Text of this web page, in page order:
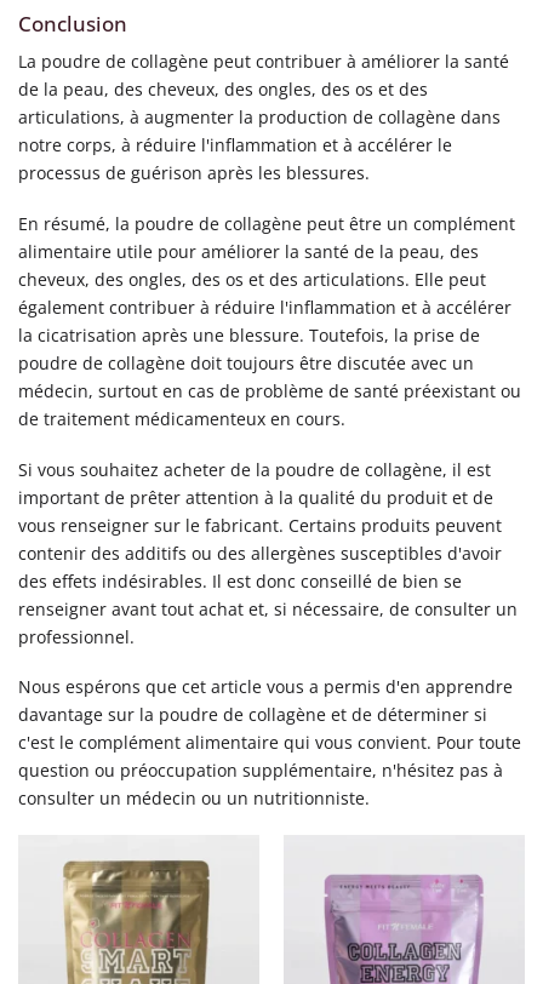
Conclusion
La poudre de collagène peut contribuer à améliorer la santé
de la peau, des cheveux, des ongles, des os et des
articulations, à augmenter la production de collagène dans
notre corps, à réduire l'inflammation et à accélérer le
processus de guérison après les blessures.
En résumé, la poudre de collagène peut être un complément
alimentaire utile pour améliorer la santé de la peau, des
cheveux, des ongles, des os et des articulations. Elle peut
également contribuer à réduire l'inflammation et à accélérer
la cicatrisation après une blessure. Toutefois, la prise de
poudre de collagène doit toujours être discutée avec un
médecin, surtout en cas de problème de santé préexistant ou
de traitement médicamenteux en cours.
Si vous souhaitez acheter de la poudre de collagène, il est
important de prêter attention à la qualité du produit et de
vous renseigner sur le fabricant. Certains produits peuvent
contenir des additifs ou des allergènes susceptibles d'avoir
des effets indésirables. Il est donc conseillé de bien se
renseigner avant tout achat et, si nécessaire, de consulter un
professionnel.
Nous espérons que cet article vous a permis d'en apprendre
davantage sur la poudre de collagène et de déterminer si
c'est le complément alimentaire qui vous convient. Pour toute
question ou préoccupation supplémentaire, n'hésitez pas à
consulter un médecin ou un nutritionniste.